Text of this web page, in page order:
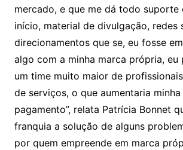
mercado, e que me dá todo suporte
início, material de divulgação, redes
direcionamentos que se, eu fosse
algo com a minha marca própria, eu
um time muito maior de
de serviços, o que aumentaria
pagamento”, relata Patrícia Bonnet
franquia a solução de alguns
por quem empreende em marca